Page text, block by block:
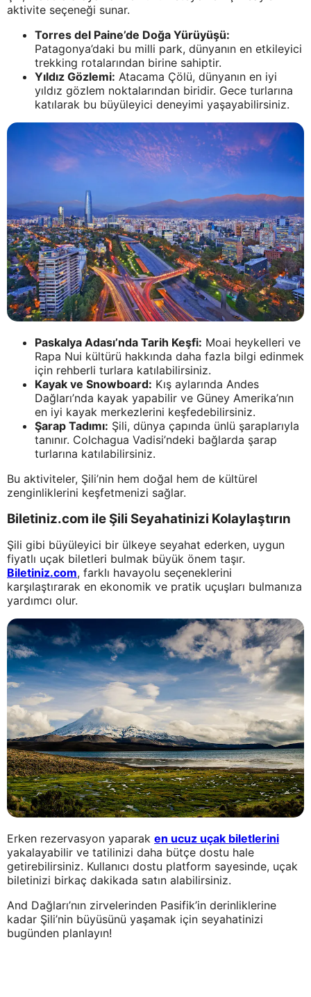
aktivite seçeneği sunar.
Torres del Paine’de Doğa Yürüyüşü:
Patagonya’daki bu milli park, dünyanın en etkileyici
trekking rotalarından birine sahiptir.
Yıldız Gözlemi: Atacama Çölü, dünyanın en iyi
yıldız gözlem noktalarından biridir. Gece turlarına
katılarak bu büyüleyici deneyimi yaşayabilirsiniz.
Paskalya Adası’nda Tarih Keşfi: Moai heykelleri ve
Rapa Nui kültürü hakkında daha fazla bilgi edinmek
için rehberli turlara katılabilirsiniz.
Kayak ve Snowboard: Kış aylarında Andes
Dağları’nda kayak yapabilir ve Güney Amerika’nın
en iyi kayak merkezlerini keşfedebilirsiniz.
Şarap Tadımı: Şili, dünya çapında ünlü şaraplarıyla
tanınır. Colchagua Vadisi’ndeki bağlarda şarap
turlarına katılabilirsiniz.
Bu aktiviteler, Şili’nin hem doğal hem de kültürel
zenginliklerini keşfetmenizi sağlar.
Biletiniz.com ile Şili Seyahatinizi Kolaylaştırın
Şili gibi büyüleyici bir ülkeye seyahat ederken, uygun
fiyatlı uçak biletleri bulmak büyük önem taşır.
Biletiniz.com, farklı havayolu seçeneklerini
karşılaştırarak en ekonomik ve pratik uçuşları bulmanıza
yardımcı olur.
Erken rezervasyon yaparak en ucuz uçak biletlerini
yakalayabilir ve tatilinizi daha bütçe dostu hale
getirebilirsiniz. Kullanıcı dostu platform sayesinde, uçak
biletinizi birkaç dakikada satın alabilirsiniz.
And Dağları’nın zirvelerinden Pasifik’in derinliklerine
kadar Şili’nin büyüsünü yaşamak için seyahatinizi
bugünden planlayın!